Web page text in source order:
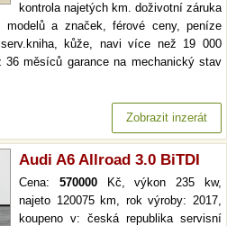
kontrola najetých km. doživotní záruka
modelů a značek, férové ceny, peníze
kůže, navi více než 19 000
36 měsíců garance na mechanický stav
Zobrazit inzerát
Audi A6 Allroad 3.0 BiTDI
Cena: 570000Kč, výkon 235 kw,
najeto 120075 km, rok výroby: 2017,
koupeno v: česká republika servisní